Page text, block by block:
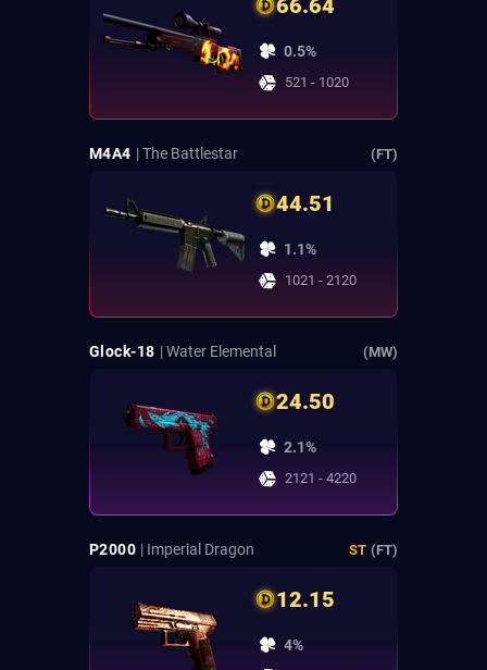
66.64
0.5%
521 - 1020
M4A4 | The Battlestar (FT)
44.51
1.1%
1021 - 2120
Glock-18 | Water Elemental (MW)
24.50
2.1%
2121 - 4220
P2000 | Imperial Dragon ST (FT)
12.15
4%